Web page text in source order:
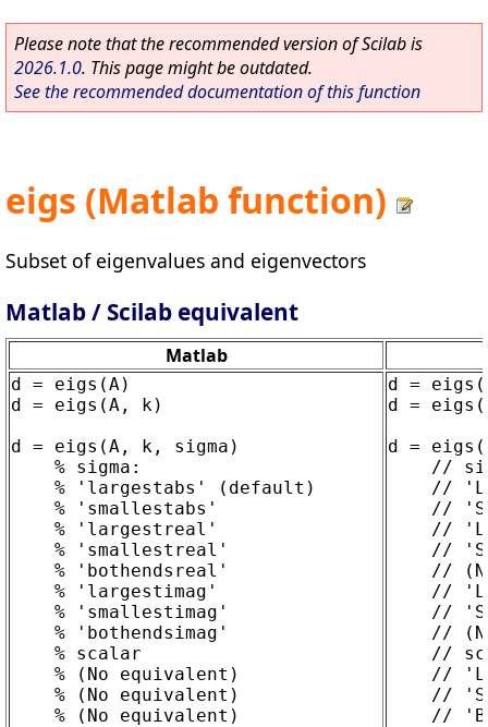
Please note that the recommended version of Scilab is
2026.1.0. This page might be outdated.
See the recommended documentation of this function
eigs (Matlab function)
Subset of eigenvalues and eigenvectors
Matlab / Scilab equivalent
Matlab
d = eigs(A)
d = eigs(A, k)
d = eigs(A, k, sigma)
    % sigma:
    % 'largestabs' (default)
    % 'smallestabs'
    % 'largestreal'
    % 'smallestreal'
    % 'bothendsreal'
    % 'largestimag'
    % 'smallestimag'
    % 'bothendsimag'
    % scalar
    % (No equivalent)
    % (No equivalent)
    % (No equivalent)
d =
d =
d =
//
//
//
//
//
//
//
//
//
//
//
//
//